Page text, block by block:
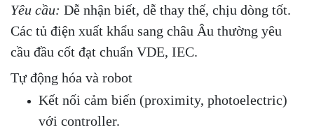
Yêu cầu: Dễ nhận biết, dễ thay thế, chịu dòng tốt.
Các tủ điện xuất khẩu sang châu Âu thường yêu
cầu đầu cốt đạt chuẩn VDE, IEC.
Tự động hóa và robot
Kết nối cảm biến (proximity, photoelectric)
với controller.